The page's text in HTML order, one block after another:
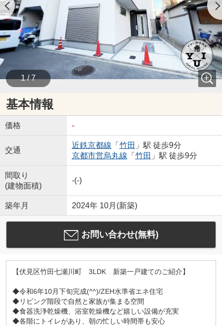
1 / 7
基本情報
価格 -
交通
近鉄京都線 「 竹田 」駅 徒歩9分
京都市営烏丸線 「 竹田 」駅 徒歩9分
間取り
(建物面積)
-(-)
築年月 2024年 10月(新築)
お問い合わせ(無料)
【伏見区竹田七瀬川町 3LDK 新築一戸建てのご紹介】
◆令和6年10月下旬完成(^^)/ZEH水準省エネ住宅
◆リビング階段で自然と家族が集まる空間
◆食器洗浄乾燥機、浴室乾燥機など嬉しい設備が充実
◆各階にトイレがあり、朝の忙しい時間帯も安心